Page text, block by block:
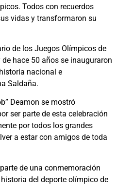
Todos con recuerdos
vidas y transformaron su
de los Juegos Olímpicos de
hace 50 años se inauguraron
nacional e
Saldaña.
Deamon se mostró
ser parte de esta celebración
por todos los grandes
a estar con amigos de toda
de una conmemoración
del deporte olímpico de